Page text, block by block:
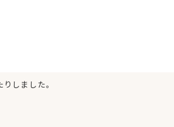
しました。